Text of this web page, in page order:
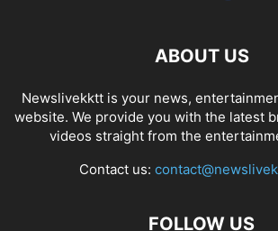
ABOUT US
Newslivekktt is your news,
website. We provide you with the latest
videos straight from the
Contact us:
FOLLOW US